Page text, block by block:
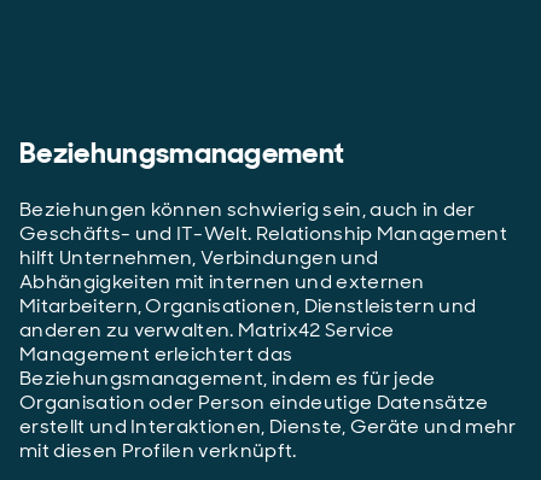
Beziehungsmanagement
Beziehungen können schwierig sein, auch in der
Geschäfts- und IT-Welt. Relationship Management
hilft Unternehmen, Verbindungen und
Abhängigkeiten mit internen und externen
Mitarbeitern, Organisationen, Dienstleistern und
anderen zu verwalten. Matrix42 Service
Management erleichtert das
Beziehungsmanagement, indem es für jede
Organisation oder Person eindeutige Datensätze
erstellt und Interaktionen, Dienste, Geräte und mehr
mit diesen Profilen verknüpft.